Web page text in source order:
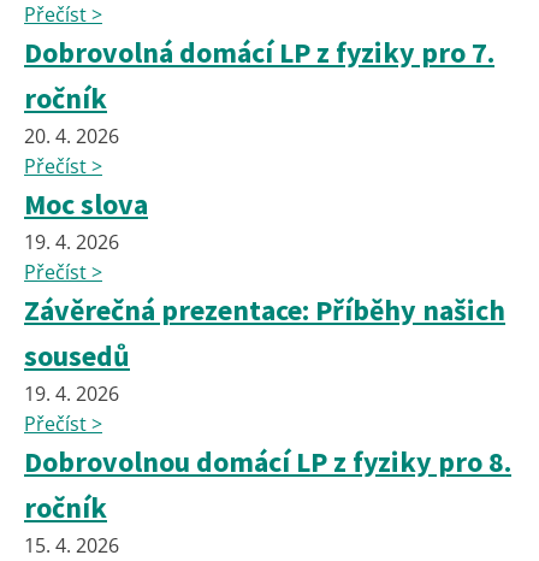
Přečíst >
Dobrovolná domácí LP z fyziky pro 7.
ročník
20. 4. 2026
Přečíst >
Moc slova
19. 4. 2026
Přečíst >
Závěrečná prezentace: Příběhy našich
sousedů
19. 4. 2026
Přečíst >
Dobrovolnou domácí LP z fyziky pro 8.
ročník
15. 4. 2026